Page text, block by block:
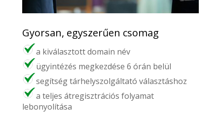
Gyorsan, egyszerűen csomag
a kiválasztott domain név
ügyintézés megkezdése 6 órán belül
segítség tárhelyszolgáltató választáshoz
a teljes átregisztrációs folyamat
lebonyolítása